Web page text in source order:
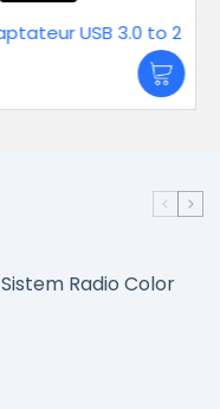
Adaptateur HDMI
WITHOUT AUDIO
Radio Color